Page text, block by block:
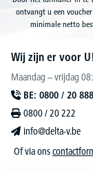
ontvangt u een
minimale netto
Wij zijn er voor U!
Maandag – vrijdag
BE: 0800 / 20
0800 / 20 222
info@delta-v.be
Of via ons